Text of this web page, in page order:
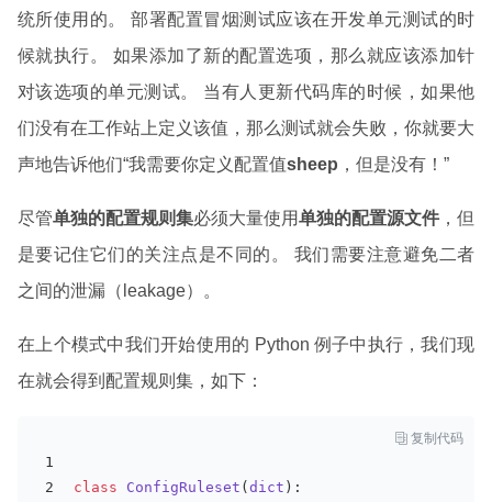
统所使用的。 部署配置冒烟测试应该在开发单元测试的时
候就执行。 如果添加了新的配置选项，那么就应该添加针
对该选项的单元测试。 当有人更新代码库的时候，如果他
们没有在工作站上定义该值，那么测试就会失败，你就要大
声地告诉他们“我需要你定义配置值sheep ，但是没有！”
尽管单独的配置规则集必须大量使用单独的配置源文件 ，但
是要记住它们的关注点是不同的。 我们需要注意避免二者
之间的泄漏（leakage）。
在上个模式中我们开始使用的 Python 例子中执行，我们现
在就会得到配置规则集，如下：
 复制代码
class ConfigRuleset ( dict ):